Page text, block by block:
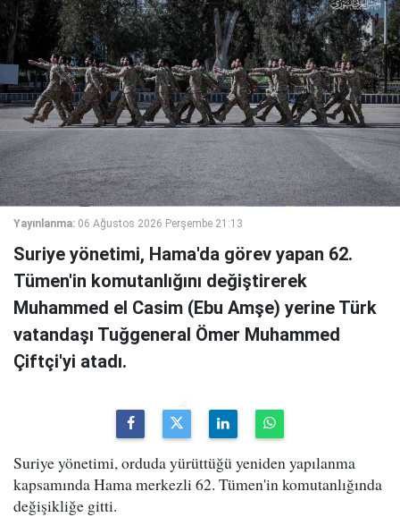
Yayınlanma: 06 Ağustos 2026 Perşembe 21:13
Suriye yönetimi, Hama'da görev yapan 62.
Tümen'in komutanlığını değiştirerek
Muhammed el Casim (Ebu Amşe) yerine Türk
vatandaşı Tuğgeneral Ömer Muhammed
Çiftçi'yi atadı.
Suriye yönetimi, orduda yürüttüğü yeniden yapılanma
kapsamında Hama merkezli 62. Tümen'in komutanlığında
değişikliğe gitti.